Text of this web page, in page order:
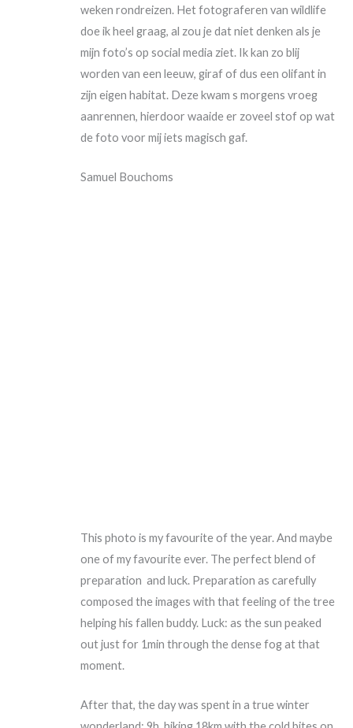
weken rondreizen. Het fotograferen van wildlife
doe ik heel graag, al zou je dat niet denken als je
mijn foto’s op social media ziet. Ik kan zo blij
worden van een leeuw, giraf of dus een olifant in
zijn eigen habitat. Deze kwam s morgens vroeg
aanrennen, hierdoor waaide er zoveel stof op wat
de foto voor mij iets magisch gaf.
Samuel Bouchoms
This photo is my favourite of the year. And maybe
one of my favourite ever. The perfect blend of
preparation and luck. Preparation as carefully
composed the images with that feeling of the tree
helping his fallen buddy. Luck: as the sun peaked
out just for 1min through the dense fog at that
moment.
After that, the day was spent in a true winter